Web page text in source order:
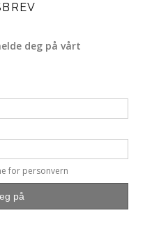
deg på vårt
for personvern